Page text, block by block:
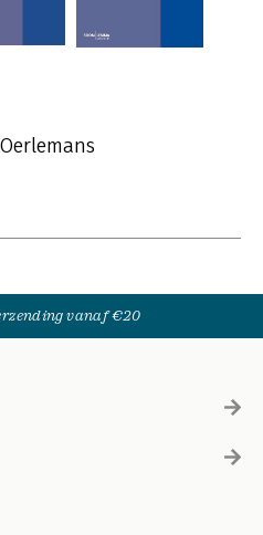
vanaf €20